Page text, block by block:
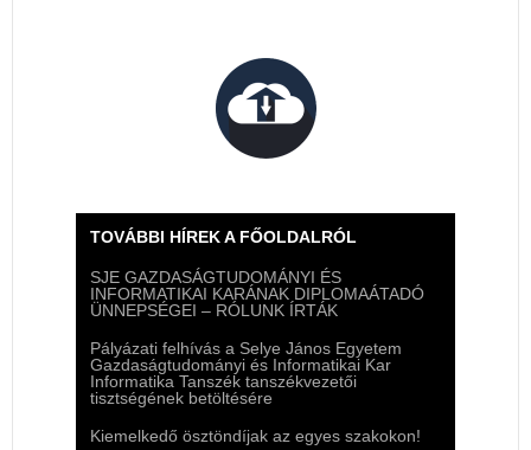
TOVÁBBI HÍREK A FŐOLDALRÓL
SJE GAZDASÁGTUDOMÁNYI ÉS
INFORMATIKAI KARÁNAK DIPLOMAÁTADÓ
ÜNNEPSÉGEI – RÓLUNK ÍRTÁK
Pályázati felhívás a Selye János Egyetem
Gazdaságtudományi és Informatikai Kar
Informatika Tanszék tanszékvezetői
tisztségének betöltésére
Kiemelkedő ösztöndíjak az egyes szakokon!